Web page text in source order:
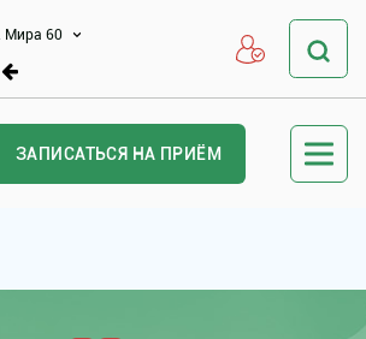
Мира 60
ЗАПИСАТЬСЯ НА ПРИЁМ